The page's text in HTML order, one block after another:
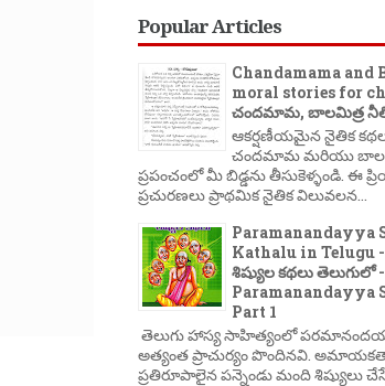
Popular Articles
Chandamama and
moral stories for
చందమామ, బాలమిత్ర నీతి
ఆకర్షణీయమైన నైతిక
చందమామ మరియు
ప్రపంచంలో మీ బిడ్డను తీసుకెళ్ళండి. ఈ
ప్రచురణలు ప్రాథమిక నైతిక విలువలన...
Paramanandayya
Kathalu in
శిష్యుల కథలు తెలుగులో
Paramanandayya
Part 1
తెలుగు హాస్య సాహిత్యంలో
అత్యంత ప్రాచుర్యం పొందినవి.
ప్రతిరూపాలైన పన్నెండు మంది శిష్యులు చేసే